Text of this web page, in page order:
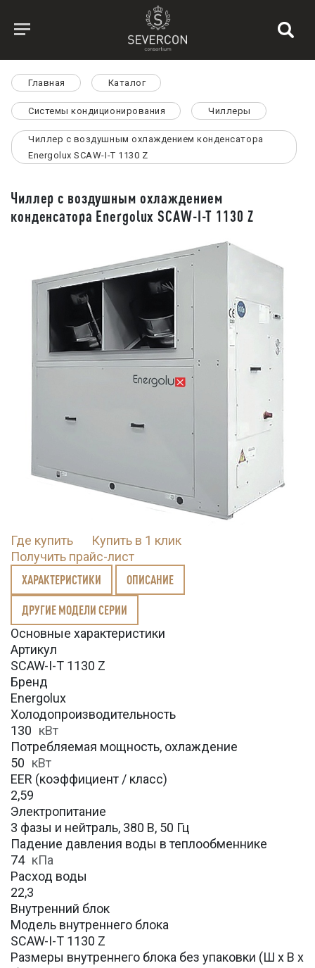
Главная Каталог
Системы кондиционирования Чиллеры
Чиллер с воздушным охлаждением конденсатора
Energolux SCAW-I-T 1130 Z
Чиллер с воздушным охлаждением
конденсатора Energolux SCAW-I-T 1130 Z
Где купить
Купить в 1 клик
Получить прайс-лист
ХАРАКТЕРИСТИКИ ОПИСАНИЕ
ДРУГИЕ МОДЕЛИ СЕРИИ
Основные характеристики
Артикул
SCAW-I-T 1130 Z
Бренд
Energolux
Холодопроизводительность
130 кВт
Потребляемая мощность, охлаждение
50 кВт
EER (коэффициент / класс)
2,59
Электропитание
3 фазы и нейтраль, 380 В, 50 Гц
Падение давления воды в теплообменнике
74 кПа
Расход воды
22,3
Внутренний блок
Модель внутреннего блока
SCAW-I-T 1130 Z
Размеры внутреннего блока без упаковки (Ш х В х